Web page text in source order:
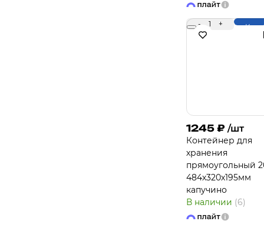
- 1 +
1245 ₽ /шт
Контейнер для
хранения
прямоугольный
484х320х195мм
капучино
В наличии (6)